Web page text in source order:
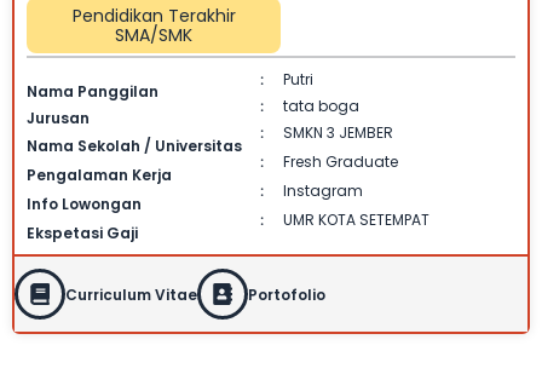
Pendidikan Terakhir
SMA/SMK
Nama Panggilan
:
Putri
Jurusan
:
tata boga
Nama Sekolah / Universitas
: SMKN 3 JEMBER
Pengalaman Kerja
: Fresh Graduate
Info Lowongan
: Instagram
Ekspetasi Gaji
: UMR KOTA SETEMPAT
Curriculum Vitae Portofolio